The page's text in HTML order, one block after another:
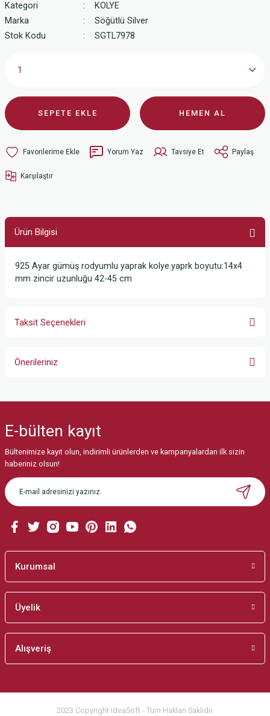
Kategori
KOLYE
Marka
Söğütlü Silver
Stok Kodu
SGTL7978
SEPETE EKLE HEMEN AL
Yorum Yaz Tavsiye Et Paylaş
Karşılaştır
Ürün Bilgisi
925 Ayar gümüş rodyumlu yaprak kolye.yaprk boyutu:14x4
mm zincir uzunluğu 42-45 cm
Taksit Seçenekleri
Önerileriniz
Görüş ve önerileriniz için teşekkür ederiz.
Ürün resmi kalitesiz, bozuk veya görüntülenemiyor.
Ürün açıklamasında eksik bilgiler bulunuyor.
Ürün bilgilerinde hatalar bulunuyor.
Bu ürüne benzer farklı alternatifler olmalı.
E-bülten kayıt
Bültenimize kayıt olun, indirimli ürünlerden ve kampanyalardan ilk sizin
haberiniz olsun!
Kurumsal
Üyelik
Alışveriş
2023 Copyright IdeaSoft - Tüm Hakları Saklıdır.